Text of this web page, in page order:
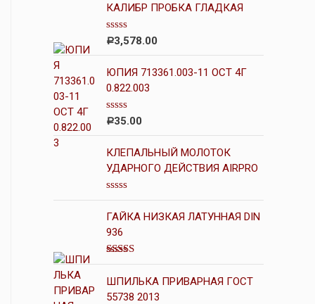
КАЛИБР ПРОБКА ГЛАДКАЯ
О
н
к
а
0
з
5
Р3,578.00
ЮПИЯ 713361.003-11 ОСТ 4Г
0.822.003
О
н
к
а
0
з
5
Р35.00
КЛЕПАЛЬНЫЙ МОЛОТОК
УДАРНОГО ДЕЙСТВИЯ AIRPRO
О
ц
е
н
а
0
з
5
ГАЙКА НИЗКАЯ ЛАТУННАЯ DIN
936
Оценка5.00
из 5
ШПИЛЬКА ПРИВАРНАЯ ГОСТ
55738 2013